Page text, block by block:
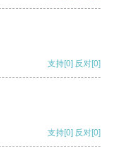
支持[0] 反对[0]
支持[0] 反对[0]